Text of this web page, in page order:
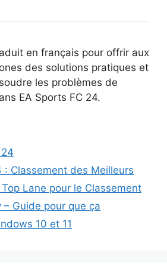
en français pour offrir aux
des solutions pratiques et
les problèmes de
EA Sports FC 24.
: Classement des Meilleurs
Lane pour le Classement
– Guide pour que ça
10 et 11